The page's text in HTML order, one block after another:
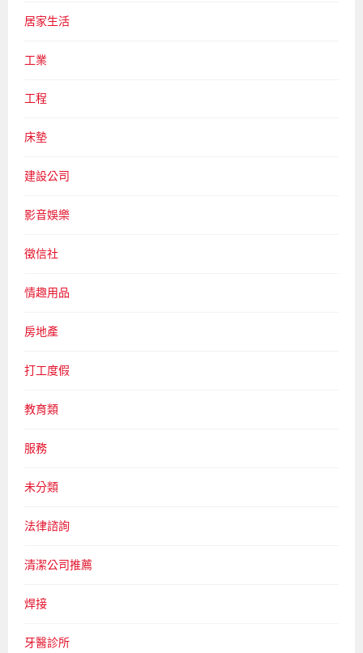
居家生活
工業
工程
床墊
建設公司
影音娛樂
徵信社
情趣用品
房地產
打工度假
教育類
服務
未分類
法律諮詢
清潔公司推薦
焊接
牙醫診所